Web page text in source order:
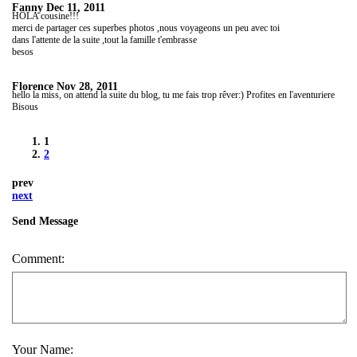
Fanny Dec 11, 2011
HOLA cousine!!!
merci de partager ces superbes photos ,nous voyageons un peu avec toi
dans l'attente de la suite ,tout la famille t'embrasse
besos
Florence Nov 28, 2011
hello la miss, on attend la suite du blog, tu me fais trop rêver:) Profites en l'aventuriere
Bisous
1
2
prev
next
Send Message
Comment:
Your Name: